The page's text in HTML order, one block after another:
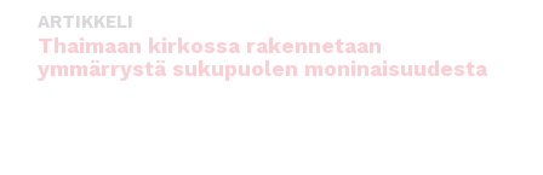
ARTIKKELI
Thaimaan kirkossa rakennetaan
ymmärrystä sukupuolen moninaisuudesta